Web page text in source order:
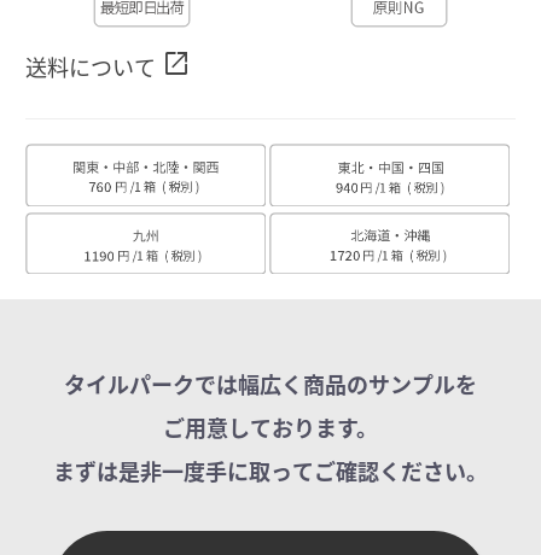
送料について open_in_new
タイルパークでは幅広く商品のサンプルを
ご用意しております。
まずは是非一度手に取ってご確認ください。